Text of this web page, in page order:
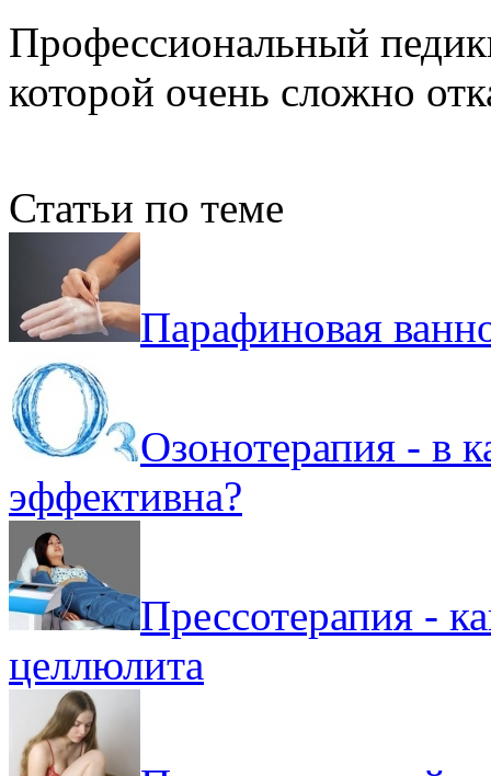
Профессиональный
которой очень сложно
Статьи по теме
Парафиновая
Озонотерапия - в
эффективна?
Прессотерапия -
целлюлита